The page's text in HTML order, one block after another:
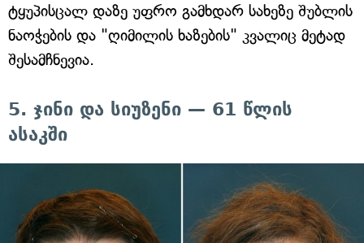
ტყუპისცალ დაზე უფრო გამხდარ სახეზე შუბლის
ნაოჭების და "ღიმილის ხაზების" კვალიც მეტად
შესამჩნევია.
5. ჯინი და სიუზენი — 61 წლის
ასაკში